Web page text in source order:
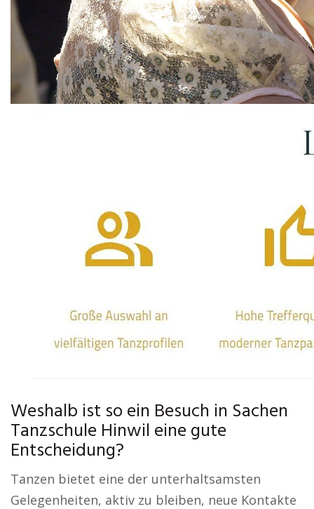
Weshalb ist so ein Besuch in Sachen
Tanzschule Hinwil eine gute
Entscheidung?
Tanzen bietet eine der unterhaltsamsten
Gelegenheiten, aktiv zu bleiben, neue Kontakte